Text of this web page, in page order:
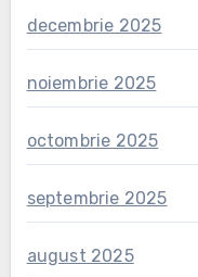
decembrie 2025
noiembrie 2025
octombrie 2025
septembrie 2025
august 2025